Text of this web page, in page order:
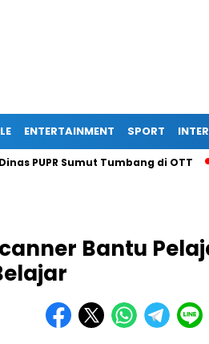
ENTERTAINMENT SPORT
Sumut Tumbang di OTT
Bantu